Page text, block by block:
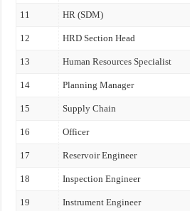
11 HR (SDM)
12 HRD Section Head
13 Human Resources Specialist
14 Planning Manager
15 Supply Chain
16 Officer
17 Reservoir Engineer
18 Inspection Engineer
19 Instrument Engineer